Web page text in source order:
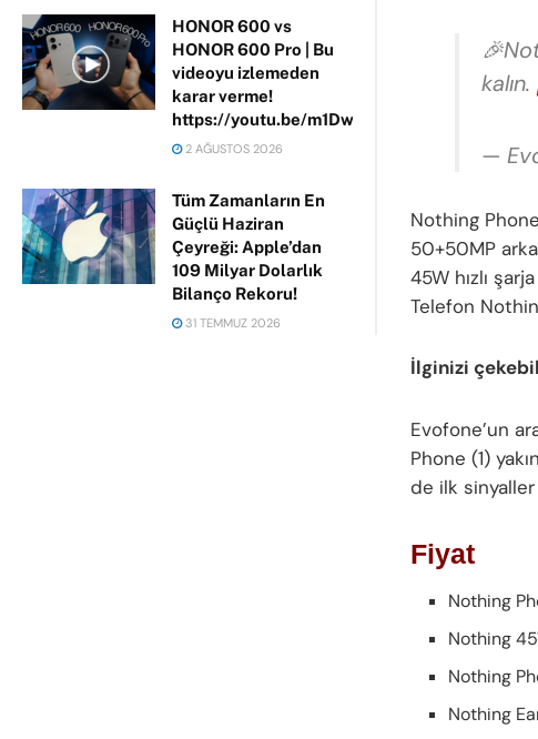
HONOR 600 vs
HONOR 600 Pro | Bu
videoyu izlemeden
karar verme!
https://youtu.be/m1DwhP3lPCM
2 AĞUSTOS 2026
Tüm Zamanların En
Güçlü Haziran
Çeyreği: Apple’dan
109 Milyar Dolarlık
Bilanço Rekoru!
31 TEMMUZ 2026
kalın.
—
Nothing
50+50MP
45W hızlı
Telefon
İlginizi
Evofone’un
Phone (1)
de ilk
Fiyat
Nothing
Nothing
Nothing
Nothing